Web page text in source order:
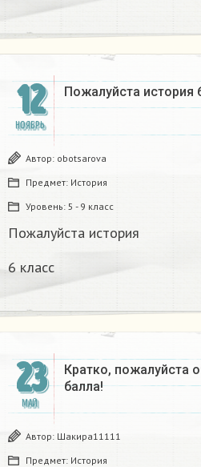
12
НОЯБРЬ
Пожалуйста история
Автор: obotsarova
Предмет: История
Уровень: 5 - 9 класс
Пожалуйста история
6 класс
23
МАЙ
Кратко, пожалуйста
балла!
Автор: Шакира11111
Предмет: История